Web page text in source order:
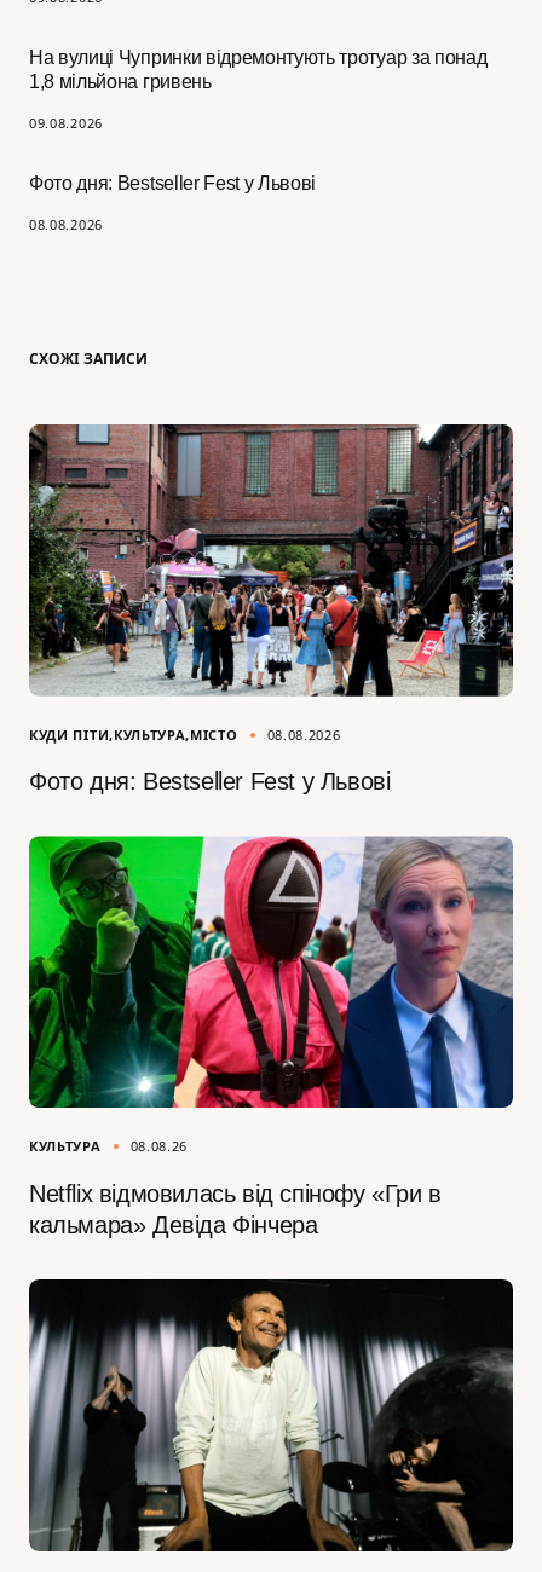
На вулиці Чупринки відремонтують тротуар за понад
1,8 мільйона гривень
09.08.2026
Фото дня: Bestseller Fest у Львові
08.08.2026
СХОЖІ ЗАПИСИ
КУДИ ПІТИ КУЛЬТУРА МІСТО 08.08.2026
Фото дня: Bestseller Fest у Львові
КУЛЬТУРА 08.08.26
Netflix відмовилась від спінофу «Гри в
кальмара» Девіда Фінчера